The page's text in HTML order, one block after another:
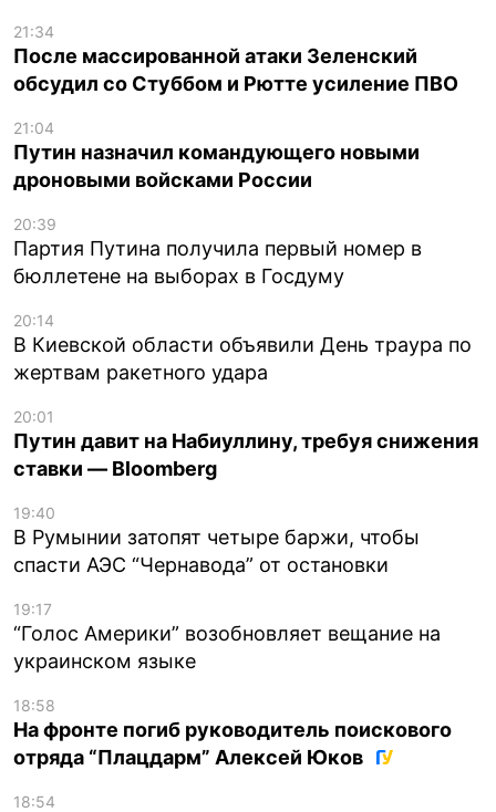
21:34
После массированной атаки Зеленский
обсудил со Стуббом и Рютте усиление ПВО
21:04
Путин назначил командующего новыми
дроновыми войсками России
20:39
Партия Путина получила первый номер в
бюллетене на выборах в Госдуму
20:14
В Киевской области объявили День траура по
жертвам ракетного удара
20:01
Путин давит на Набиуллину, требуя снижения
ставки — Bloomberg
19:40
В Румынии затопят четыре баржи, чтобы
спасти АЭС “Чернавода” от остановки
19:17
“Голос Америки” возобновляет вещание на
украинском языке
18:58
На фронте погиб руководитель поискового
отряда “Плацдарм” Алексей Юков
18:54